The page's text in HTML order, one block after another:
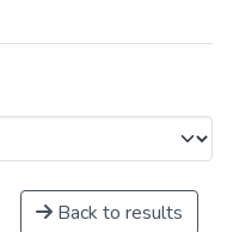
Back to results